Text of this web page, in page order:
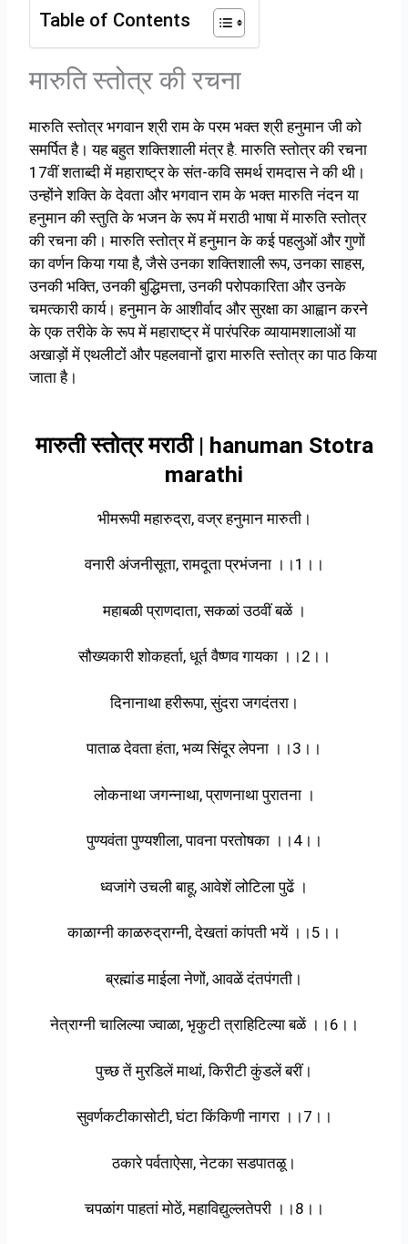
Table of Contents
मारुति स्तोत्र की रचना
मारुति स्तोत्र भगवान श्री राम के परम भक्त श्री हनुमान जी को
समर्पित है। यह बहुत शक्तिशाली मंत्र है. मारुति स्तोत्र की रचना
17वीं शताब्दी में महाराष्ट्र के संत-कवि समर्थ रामदास ने की थी।
उन्होंने शक्ति के देवता और भगवान राम के भक्त मारुति नंदन या
हनुमान की स्तुति के भजन के रूप में मराठी भाषा में मारुति स्तोत्र
की रचना की। मारुति स्तोत्र में हनुमान के कई पहलुओं और गुणों
का वर्णन किया गया है, जैसे उनका शक्तिशाली रूप, उनका साहस,
उनकी भक्ति, उनकी बुद्धिमत्ता, उनकी परोपकारिता और उनके
चमत्कारी कार्य। हनुमान के आशीर्वाद और सुरक्षा का आह्वान करने
के एक तरीके के रूप में महाराष्ट्र में पारंपरिक व्यायामशालाओं या
अखाड़ों में एथलीटों और पहलवानों द्वारा मारुति स्तोत्र का पाठ किया
जाता है।
मारुती स्तोत्र मराठी | hanuman Stotra
marathi
भीमरूपी महारुद्रा, वज्र हनुमान मारुती।
वनारी अंजनीसूता, रामदूता प्रभंजना ।।1।।
महाबळी प्राणदाता, सकळां उठवीं बळें ।
सौख्यकारी शोकहर्ता, धूर्त वैष्णव गायका ।।2।।
दिनानाथा हरीरूपा, सुंदरा जगदंतरा।
पाताळ देवता हंता, भव्य सिंदूर लेपना ।।3।।
लोकनाथा जगन्नाथा, प्राणनाथा पुरातना ।
पुण्यवंता पुण्यशीला, पावना परतोषका ।।4।।
ध्वजांगे उचली बाहू, आवेशें लोटिला पुढें ।
काळाग्नी काळरुद्राग्नी, देखतां कांपती भयें ।।5।।
ब्रह्मांड माईला नेणों, आवळें दंतपंगती।
नेत्राग्नी चालिल्या ज्वाळा, भृकुटी त्राहिटिल्या बळें ।।6।।
पुच्छ तें मुरडिलें माथां, किरीटी कुंडलें बरीं।
सुवर्णकटीकासोटी, घंटा किंकिणी नागरा ।।7।।
ठकारे पर्वताऐसा, नेटका सडपातळू।
चपळांग पाहतां मोठें, महाविद्युल्लतेपरी ।।8।।